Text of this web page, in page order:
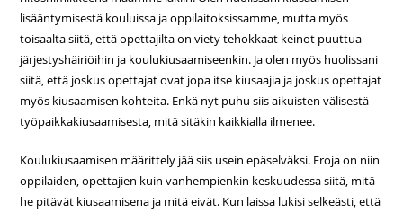
lisääntymisestä kouluissa ja oppilaitoksissamme, mutta myös
toisaalta siitä, että opettajilta on viety tehokkaat keinot puuttua
järjestyshäiriöihin ja koulukiusaamiseenkin. Ja olen myös huolissani
siitä, että joskus opettajat ovat jopa itse kiusaajia ja joskus opettajat
myös kiusaamisen kohteita. Enkä nyt puhu siis aikuisten välisestä
työpaikkakiusaamisesta, mitä sitäkin kaikkialla ilmenee.
Koulukiusaamisen määrittely jää siis usein epäselväksi. Eroja on niin
oppilaiden, opettajien kuin vanhempienkin keskuudessa siitä, mitä
he pitävät kiusaamisena ja mitä eivät. Kun laissa lukisi selkeästi, että